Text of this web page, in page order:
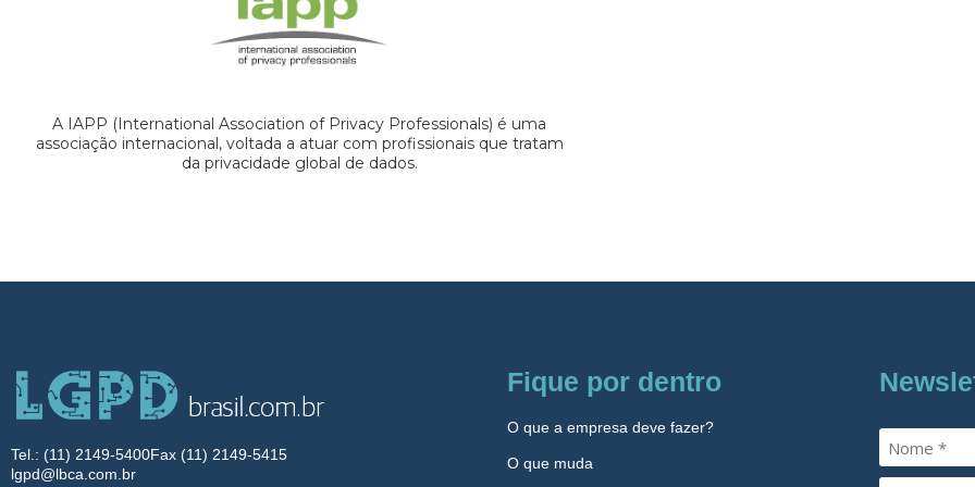
A IAPP (International Association of Privacy Professionals) é uma
associação internacional, voltada a atuar com profissionais que tratam
da privacidade global de dados.
Tel.: (11) 2149-5400Fax (11) 2149-5415
lgpd@lbca.com.br
Fique por dentro
O que a empresa deve fazer?
O que muda